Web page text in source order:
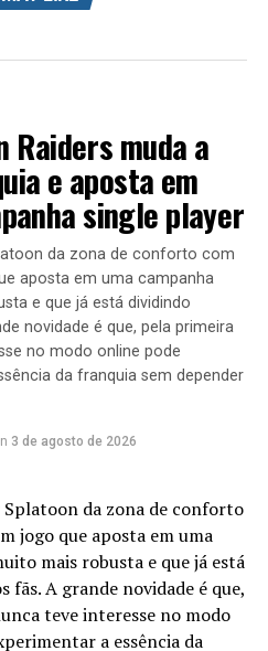
(antes do Fim) –
DOWNLOAD
apresentam um ouriço
Sonic como o
e protagonista. Os jogos
e seus aliados de salvar o
principalmente o gênio do
o antagonista principal
de Robotnik é governar o
ele geralmente tenta
Esmeraldas do
apresentam um ouriço
Sonic como o
e protagonista. Os jogos
e seus aliados de salvar o
principalmente o gênio do
o antagonista principal
Raiders muda a
e aposta em
single player
da zona de conforto com
aposta em uma campanha
e que já está dividindo
novidade é que, pela primeira
no modo online pode
da franquia sem depender
3 de agosto de 2026
da zona de conforto
jogo que aposta em uma
mais robusta e que já está
fãs. A grande novidade é que,
teve interesse no modo
a essência da